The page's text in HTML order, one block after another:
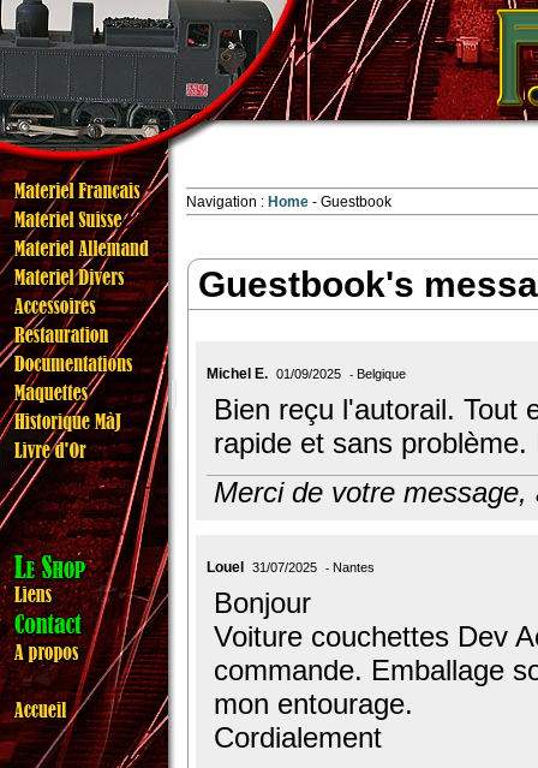
Navigation : Home Guestbook
Guestbook's
Michel E. 01/09/2025 Belgique
Bien reçu l'autorail. Tout
rapide et sans
Merci de votre
Louel 31/07/2025 Nantes
Bonjour
Voiture couchettes Dev
commande. Emballage
mon entourage.
Cordialement